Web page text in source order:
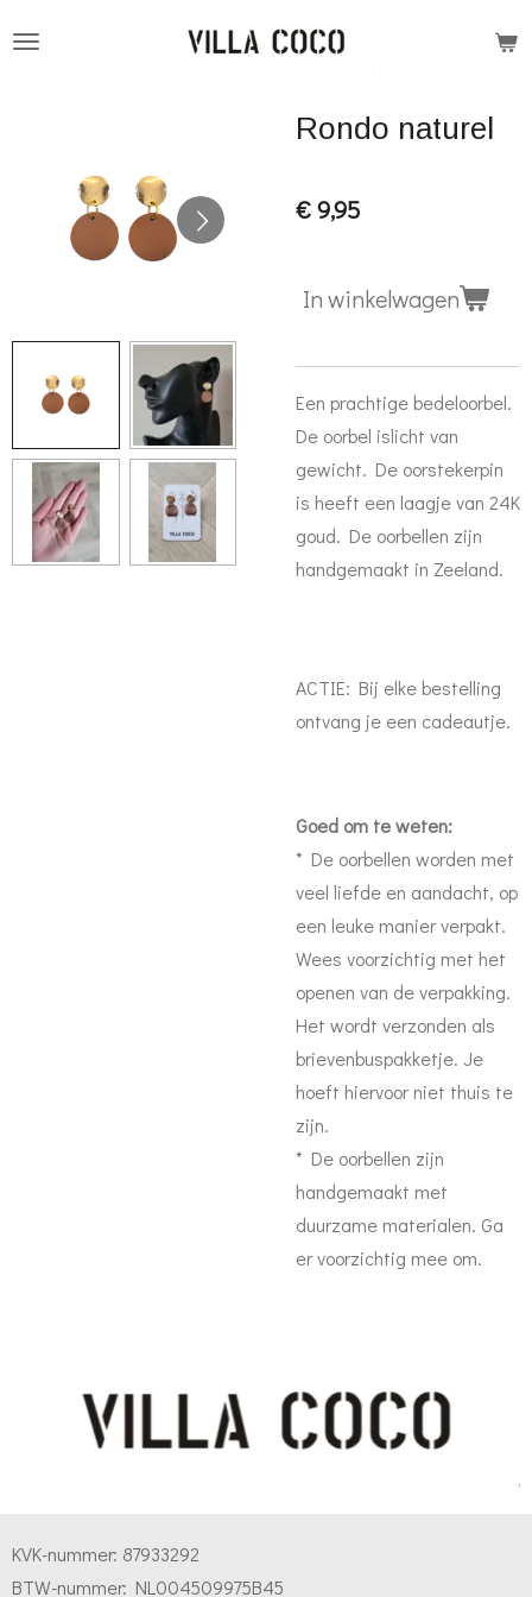
Rondo naturel
€ 9,95
In winkelwagen
Een prachtige bedeloorbel.
De oorbel islicht van
gewicht. De oorstekerpin
is heeft een laagje van 24K
goud. De oorbellen zijn
handgemaakt in Zeeland.
ACTIE: Bij elke bestelling
ontvang je een cadeautje.
Goed om te weten:
* De oorbellen worden met
veel liefde en aandacht, op
een leuke manier verpakt.
Wees voorzichtig met het
openen van de verpakking.
Het wordt verzonden als
brievenbuspakketje. Je
hoeft hiervoor niet thuis te
zijn.
* De oorbellen zijn
handgemaakt met
duurzame materialen. Ga
er voorzichtig mee om.
KVK-nummer: 87933292
BTW-nummer: NL004509975B45